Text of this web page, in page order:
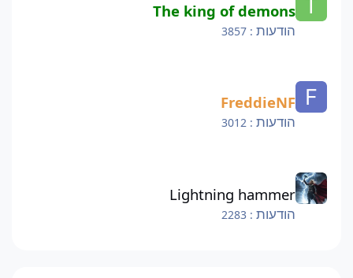
The king of demons
הודעות : 3857
FreddieNF
הודעות : 3012
Lightning hammer
הודעות : 2283